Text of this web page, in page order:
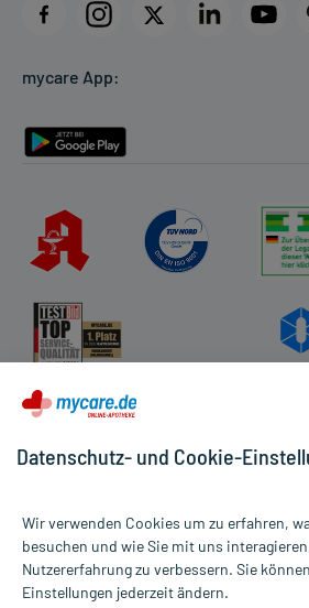
Datenschutz
Rückgabe/Widerruf
mycare App:
Alle Preise gelten inkl. MwSt., ggf. zzgl.
Informationen auf dieser Website werden
Datenschutz- und Cookie-
Wir verwenden Cookies um zu erfahren,
besuchen und wie Sie mit uns
Nutzererfahrung zu verbessern. Sie
Einstellungen jederzeit ändern.